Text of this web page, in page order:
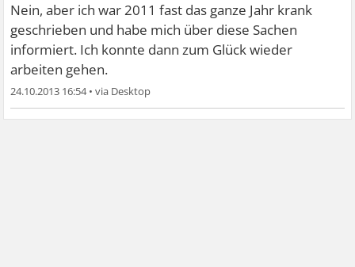
Nein, aber ich war 2011 fast das ganze Jahr krank
geschrieben und habe mich über diese Sachen
informiert. Ich konnte dann zum Glück wieder
arbeiten gehen.
24.10.2013 16:54•